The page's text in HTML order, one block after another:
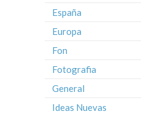
España
Europa
Fon
Fotografia
General
Ideas Nuevas